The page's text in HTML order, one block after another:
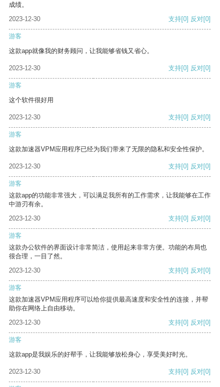
成绩。
2023-12-30
支持[0] 反对[0]
游客
这款app就像我的财务顾问，让我能够省钱又省心。
2023-12-30 支持[0] 反对[0]
游客
这个软件很好用
2023-12-30 支持[0] 反对[0]
游客
这款加速器VPM应用程序已经为我们带来了无限的隐私和安全性保护。
2023-12-30 支持[0] 反对[0]
游客
这款app的功能非常强大，可以满足我所有的工作需求，让我能够在工作
中游刃有余。
2023-12-30
支持[0] 反对[0]
游客
这款办公软件的界面设计非常简洁，使用起来非常方便。功能的布局也
很合理，一目了然。
2023-12-30
支持[0] 反对[0]
游客
这款加速器VPM应用程序可以给你提供最高速度和安全性的连接，并帮
助你在网络上自由移动。
2023-12-30
支持[0] 反对[0]
游客
这款app是我娱乐的好帮手，让我能够放松身心，享受美好时光。
2023-12-30 支持[0] 反对[0]